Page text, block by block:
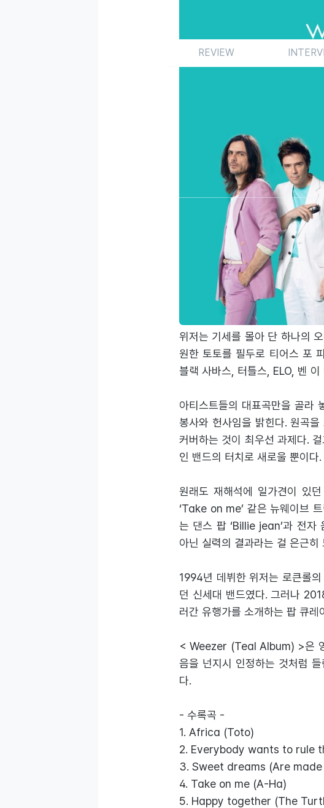
REVIEW
2019.02.01
죽은 공명은 산 중달을 쫓아냈
묘한 이야기(Stranger
만에 미디어의 주목을 받았고
Pacific Daydream >의 참패로
구원한 셈이다.
위저는 기세를 몰아 단 하나의
원한 토토를 필두로 티어스 포
블랙 사바스, 터틀스, ELO, 벤
아티스트들의 대표곡만을 골
봉사와 헌사임을 밝힌다. 원곡
커버하는 것이 최우선 과제다.
인 밴드의 터치로 새로울 뿐이다.
원래도 재해석에 일가견이
‘Take on me’ 같은 뉴웨이브
는 댄스 팝 ‘Billie jean’과 전자
아닌 실력의 결과라는 걸 은근
1994년 데뷔한 위저는 로큰롤
던 신세대 밴드였다. 그러나
러간 유행가를 소개하는 팝 큐레
< Weezer (Teal Album) >은 영
음을 넌지시 인정하는 것처럼
다.
- 수록곡 -
1. Africa (Toto)
2. Everybody wants to rule
3. Sweet dreams (Are
4. Take on me (A-Ha)
5. Happy together (The